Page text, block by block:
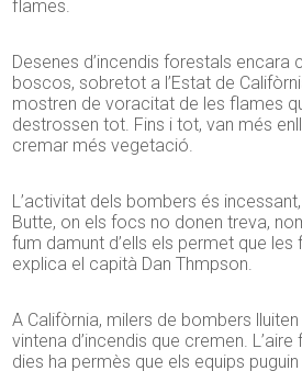
flames.
Desenes d’incendis forestals encara
boscos, sobretot a l’Estat de
mostren de voracitat de les flames
destrossen tot. Fins i tot, van més
cremar més vegetació.
L’activitat dels bombers és
Butte, on els focs no donen treva,
fum damunt d’ells els permet que les
explica el capità Dan Thmpson.
A Califòrnia, milers de bombers
vintena d’incendis que cremen.
dies ha permès que els equips